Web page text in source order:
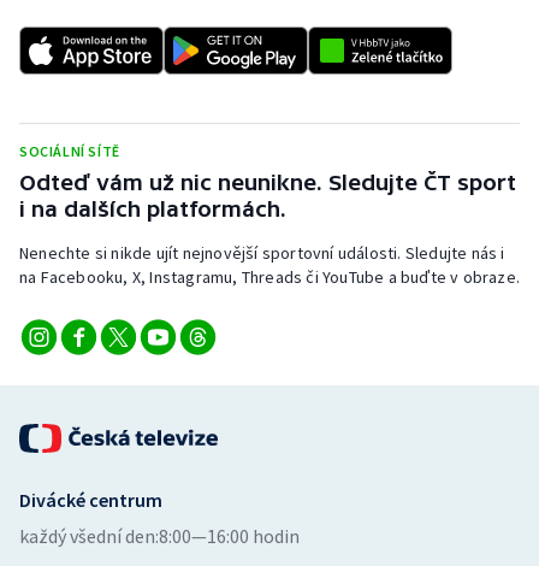
Stolní tenis
Veslování
Volejbal
Ostatní
SOCIÁLNÍ SÍTĚ
Odteď vám už nic neunikne. Sledujte ČT sport
i na dalších platformách.
Nenechte si nikde ujít nejnovější sportovní události. Sledujte nás i
na Facebooku, X, Instagramu, Threads či YouTube a buďte v obraze.
Divácké centrum
každý všední den:8:00—16:00 hodin